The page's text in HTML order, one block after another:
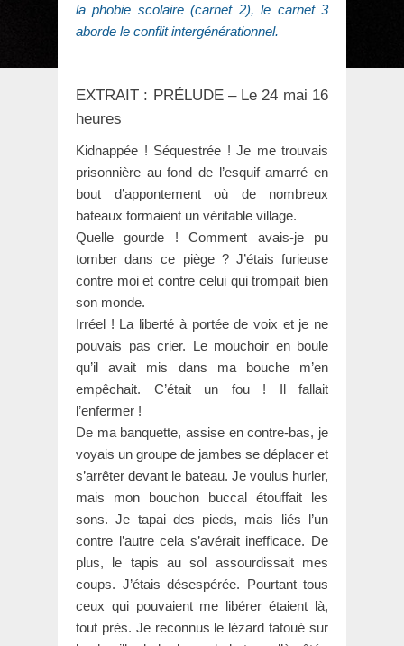
la phobie scolaire (carnet 2), le carnet 3
aborde le conflit intergénérationnel.
EXTRAIT : PRÉLUDE – Le 24 mai 16
heures
Kidnappée ! Séquestrée ! Je me trouvais
prisonnière au fond de l’esquif amarré en
bout d’appontement où de nombreux
bateaux formaient un véritable village.
Quelle gourde ! Comment avais-je pu
tomber dans ce piège ? J’étais furieuse
contre moi et contre celui qui trompait bien
son monde.
Irréel ! La liberté à portée de voix et je ne
pouvais pas crier. Le mouchoir en boule
qu’il avait mis dans ma bouche m’en
empêchait. C’était un fou ! Il fallait
l’enfermer !
De ma banquette, assise en contre-bas, je
voyais un groupe de jambes se déplacer et
s’arrêter devant le bateau. Je voulus hurler,
mais mon bouchon buccal étouffait les
sons. Je tapai des pieds, mais liés l’un
contre l’autre cela s’avérait inefficace. De
plus, le tapis au sol assourdissait mes
coups. J’étais désespérée. Pourtant tous
ceux qui pouvaient me libérer étaient là,
tout près. Je reconnus le lézard tatoué sur